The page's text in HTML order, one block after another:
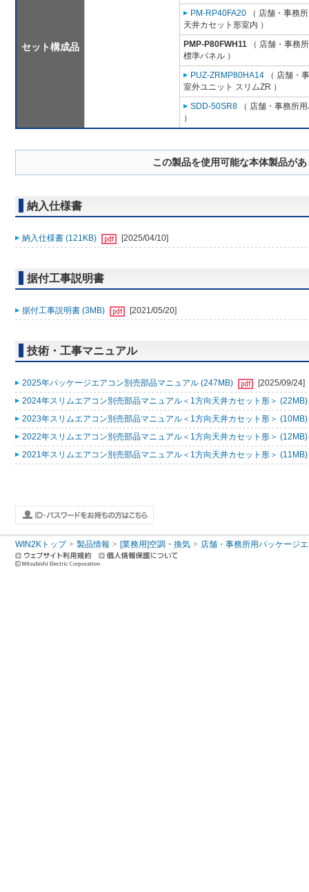
セット構成品
PM-RP40FA20 （ 店舗・事務
天井カセット形室内 ）
PMP-P80FWH11 （ 店舗・事務
標準パネル ）
PUZ-ZRMP80HA14 （ 店舗・
室外ユニット スリムZR ）
SDD-50SR8 （ 店舗・事務所
）
この製品を使用可能な本体製品が
納入仕様書
納入仕様書 (121KB) [2025/04/10]
据付工事説明書
据付工事説明書 (3MB) [2021/05/20]
技術・工事マニュアル
2025年パッケージエアコン別売部品マニュアル (247MB)
[2025/09/24]
2024年スリムエアコン別売部品マニュアル＜1方向天井カセット形＞ (22MB)
2023年スリムエアコン別売部品マニュアル＜1方向天井カセット形＞ (10MB)
2022年スリムエアコン別売部品マニュアル＜1方向天井カセット形＞ (12MB)
2021年スリムエアコン別売部品マニュアル＜1方向天井カセット形＞ (11MB)
WIN2Kトップ 製品情報 [業務用]空調・換気 店舗・事務所用パッケージ